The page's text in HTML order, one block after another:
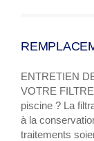
ENTRETIEN
VOTRE
piscine ? La
à la
traitements